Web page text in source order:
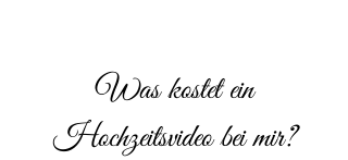
Was kostet ein
Hochzeitsvideo bei mir?